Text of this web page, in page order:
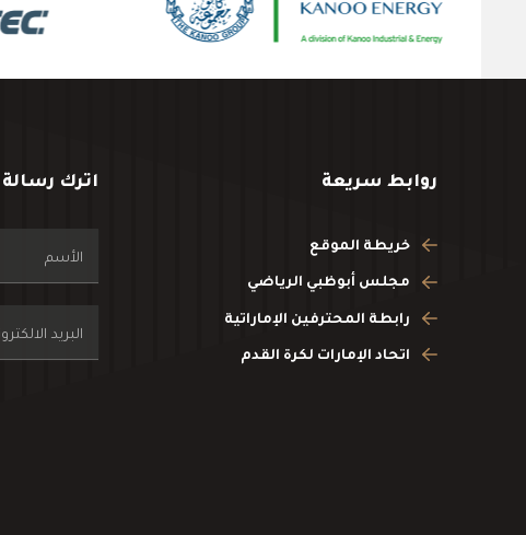
روابط سريعة
خريطة الموقع
مجلس أبوظبي الرياضي
رابطة المحترفين الإماراتية
اتحاد الإمارات لكرة القدم
اترك رسالة